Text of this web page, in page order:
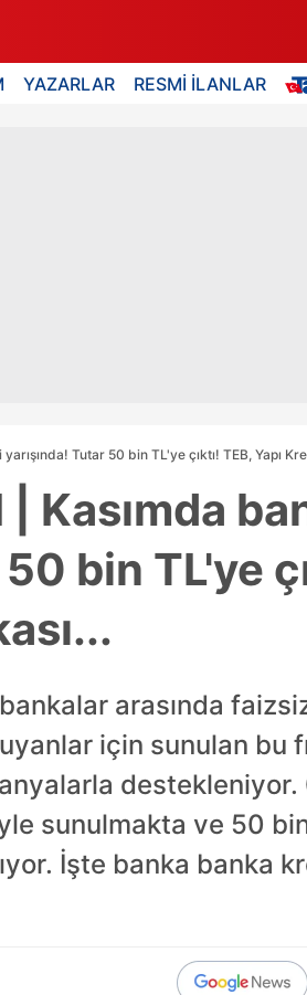
YAZARLAR RESMİ İLANLAR
Tutar 50 bin TL'ye çıktı! TEB, Yapı
| Kasımda
bin TL'ye
arasında
için sunulan bu
sunulmakta ve 50
İşte banka banka